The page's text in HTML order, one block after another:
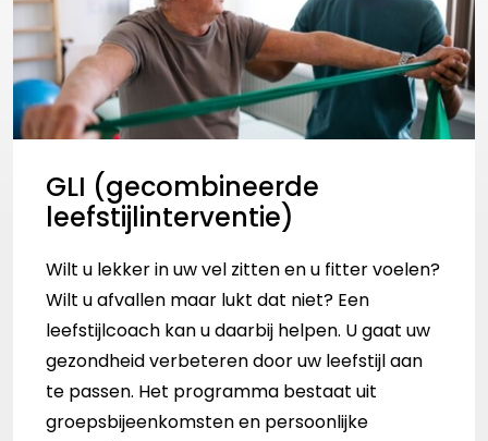
GLI (gecombineerde
leefstijlinterventie)
Wilt u lekker in uw vel zitten en u fitter voelen?
Wilt u afvallen maar lukt dat niet? Een
leefstijlcoach kan u daarbij helpen. U gaat uw
gezondheid verbeteren door uw leefstijl aan
te passen. Het programma bestaat uit
groepsbijeenkomsten en persoonlijke